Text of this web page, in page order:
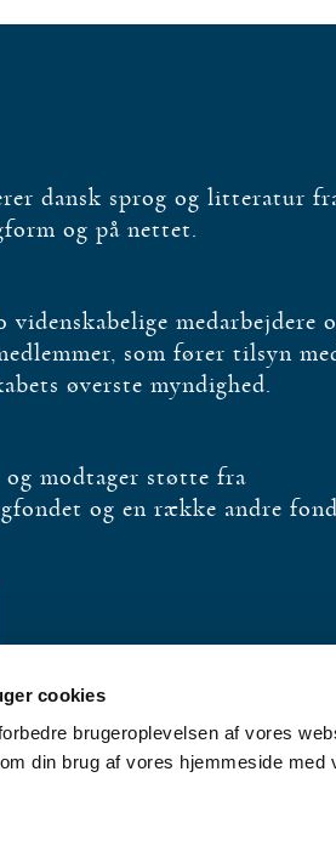
cookies
brugeroplevelsen af vores
din brug af vores hjemmeside med
dansk sprog og litteratur
og på nettet.
videnskabelige medarbejdere
som fører tilsyn
øverste myndighed.
og modtager støtte fra
og en række andre